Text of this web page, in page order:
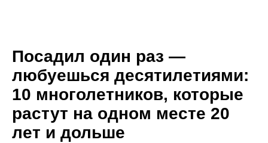
Посадил один раз —
любуешься десятилетиями:
10 многолетников, которые
растут на одном месте 20
лет и дольше